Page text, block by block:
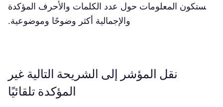
ستكون المعلومات حول عدد الكلمات والأحرف المؤكدة
والإجمالية أكثر وضوحًا وموضوعية.
نقل المؤشر إلى الشريحة التالية غير
المؤكدة تلقائيًا